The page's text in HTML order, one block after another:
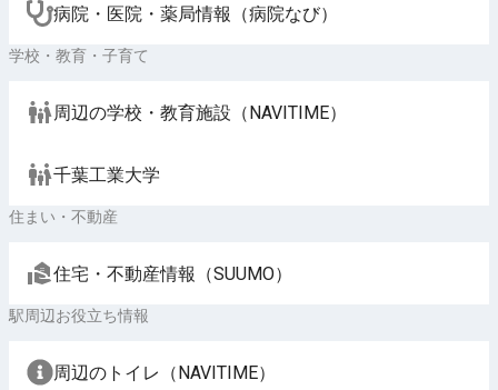
病院・医院・薬局情報（病院なび）
学校・教育・子育て
周辺の学校・教育施設（NAVITIME）
千葉工業大学
住まい・不動産
住宅・不動産情報（SUUMO）
駅周辺お役立ち情報
周辺のトイレ（NAVITIME）